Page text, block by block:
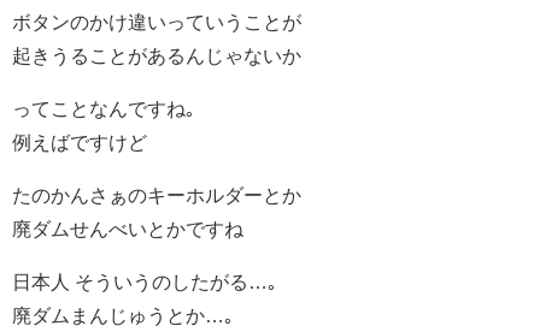
ボタンのかけ違いっていうことが
起きうることがあるんじゃないか
ってことなんですね｡
例えばですけど
たのかんさぁのキーホルダーとか
廃ダムせんべいとかですね
日本人 そういうのしたがる…｡
廃ダムまんじゅうとか…｡